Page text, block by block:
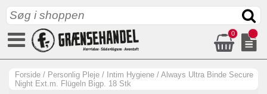
0
Forside / Personlig Pleje / Intim Hygiene / Always Ultra Binde Secure
Night Ext.m. Flügeln Bigp. 18 Stk